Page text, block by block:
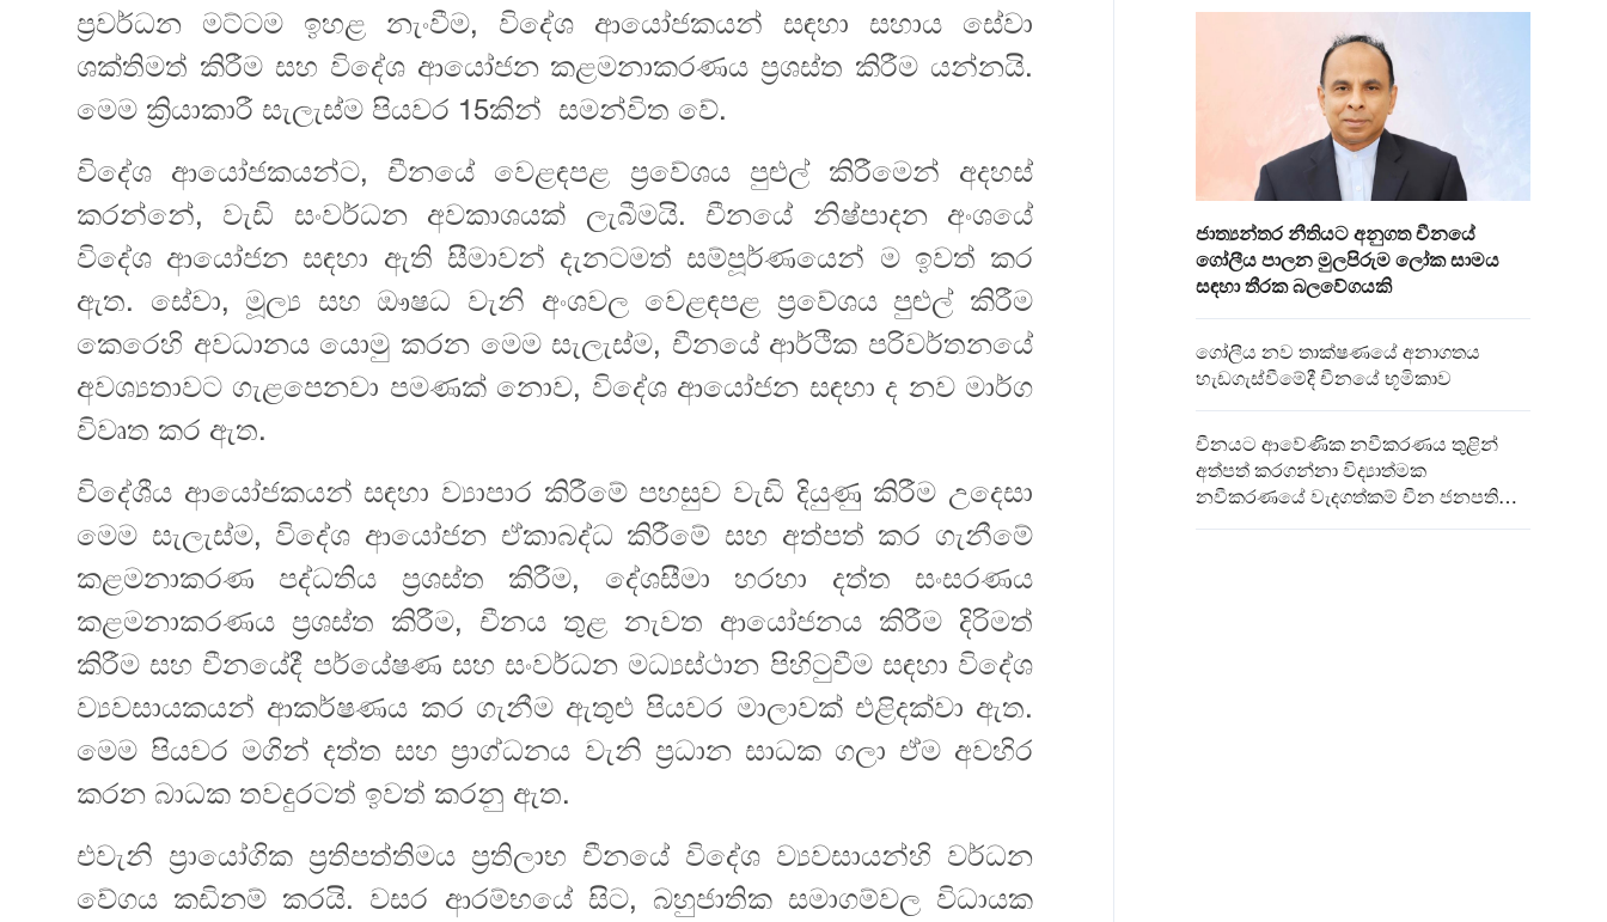
ප්‍රවර්ධන මට්ටම‍ ඉහළ නැංවීම, විදේශ ආයෝජකයන් සඳහා සහාය සේවා
ශක්තිමත් කිරීම සහ විදේශ ආයෝජන කළමනාකරණය ප්‍රශස්ත කිරීම යන්නයි.
මෙම ක්‍රියාකාරී සැලැස්ම පියවර 15කින් සමන්විත වේ.
විදේශ ආයෝජකයන්ට, චීනයේ වෙළඳපළ ප්‍රවේශය පුළුල් කිරීමෙන් අදහස්
කරන්නේ, වැඩි සංවර්ධන අවකාශයක් ලැබීමයි. චීනයේ නිෂ්පාදන අංශයේ
විදේශ ආයෝජන සඳහා ඇති සීමාවන් දැනටමත් සම්පූර්ණයෙන් ම ඉවත් කර
ඇත. සේවා, මූල්‍ය සහ ඖෂධ වැනි අංශවල වෙළඳපළ ප්‍රවේශය පුළුල් කිරීම
කෙරෙහි අවධානය යොමු කරන මෙම සැලැස්ම, චීනයේ ආර්ථික පරිවර්තනයේ
අවශ්‍යතාවට ගැළපෙනවා පමණක් නොව, විදේශ ආයෝජන සඳහා ද නව මාර්ග
විවෘත කර ඇත.
විදේශීය ආයෝජකයන් සඳහා ව්‍යාපාර කිරීමේ පහසුව වැඩි දියුණු කිරීම උදෙසා
මෙම සැලැස්‍ම, විදේශ ආයෝජන ඒකාබද්ධ කිරීමේ සහ අත්පත් කර ගැනීමේ
කළමනාකරණ පද්ධතිය ප්‍රශස්ත කිරීම, දේශසීමා හරහා දත්ත සංසරණය
කළමනාකරණය ප්‍රශස්ත කිරීම‍, චීනය තුළ නැවත ආයෝජනය කිරීම දිරිමත්
කිරීම සහ චීනයේදී පර්යේෂණ සහ සංවර්ධන මධ්‍යස්ථාන පිහිටුවීම සඳහා විදේශ
ව්‍යවසායකයන් ආකර්ෂණය කර ගැනීම ඇතුළු පියවර මාලාවක් එළිදක්වා ඇත.
මෙම පියවර මගින් දත්ත සහ ප්‍රාග්ධනය වැනි ප්‍රධාන සාධක ගලා ඒම අවහිර
කරන‍ බාධක තවදුරටත් ඉවත් කරනු ඇත.
එවැනි ප්‍රායෝගික ප්‍රතිපත්තිමය ප්‍රතිලාභ චීනයේ විදේශ ව්‍යවසායන්හි වර්ධන
වේගය කඩිනම් කරයි. වසර ආරම්භයේ සිට, බහුජාතික සමාගම්වල විධායක
ජාත්‍යන්තර නීතියට අනුගත චීනයේ
ගෝලීය පාලන මුලපිරුම ලෝක සාමය
සඳහා තීරක බලවේගයකි
ගෝලීය නව තාක්ෂණයේ අනාගතය
හැඩගැස්වීමේදී චීනයේ භූමිකාව
චීනයට ආවේණික නවීකරණය තුළින්
අත්පත් කරගන්නා විද්‍යාත්මක
නවීකරණයේ වැදගත්කම් චීන ජනපති
අවධාරණය කරයි